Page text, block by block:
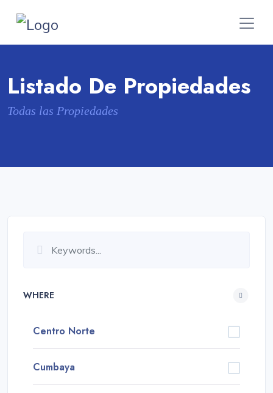
Listado De Propiedades
Todas las Propiedades
WHERE
Centro Norte
Cumbaya